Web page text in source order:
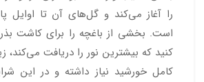
را آغاز می‌کند و گل‌های آن تا اوایل
است. بخشی از باغچه را برای کاشت بذر
کنید که بیشترین نور را دریافت می‌کند،
کامل خورشید نیاز داشته و در این